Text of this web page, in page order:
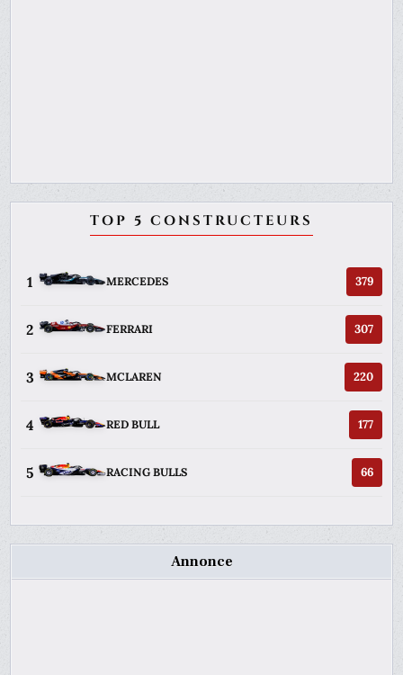
TOP 5 CONSTRUCTEURS
1 MERCEDES 379
2 FERRARI 307
3 MCLAREN 220
4 RED BULL 177
5 RACING BULLS 66
Annonce